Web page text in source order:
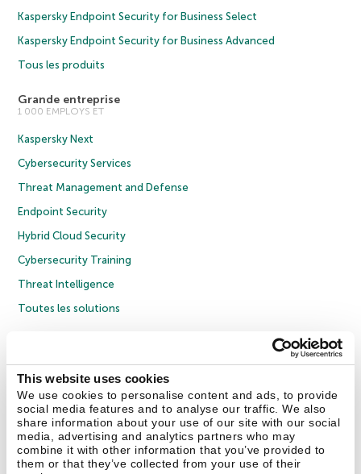
This website uses cookies
We use cookies to personalise content and ads, to provide
social media features and to analyse our traffic. We also
share information about your use of our site with our social
media, advertising and analytics partners who may
combine it with other information that you’ve provided to
them or that they’ve collected from your use of their
Kaspersky Endpoint Security for Business Select
Kaspersky Endpoint Security for Business Advanced
Tous les produits
Grande entreprise
1 000 EMPLOYS ET
Kaspersky Next
Cybersecurity Services
Threat Management and Defense
Endpoint Security
Hybrid Cloud Security
Cybersecurity Training
Threat Intelligence
Toutes les solutions
Politique de confidentialité
Contrat de licence entreprises
Cookies
Nous contacter À propos Partenaires Blog Communiqués de presse
Securelist Eugene Personal Blog Encyclopédie de Kaspersky